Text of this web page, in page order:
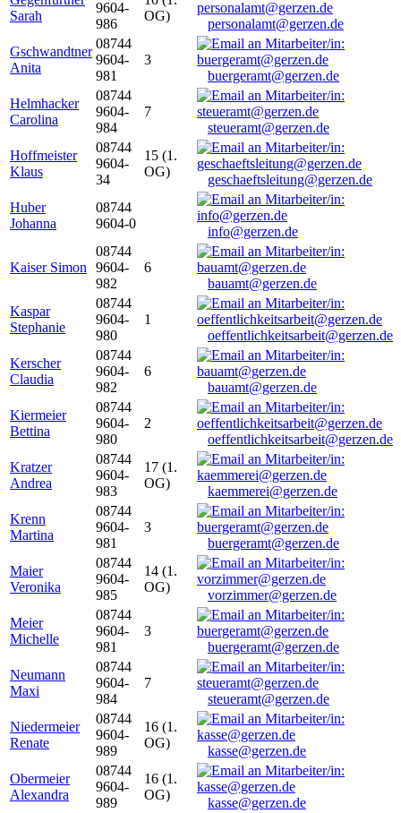
Sarah
9604-
986
OG)
personalamt@gerzen.de
Gschwandtner
Anita
08744
9604-
981
3
buergeramt@gerzen.de
Helmhacker
Carolina
08744
9604-
984
7
steueramt@gerzen.de
Hoffmeister
Klaus
08744
9604-
34
15 (1.
OG)
geschaeftsleitung@gerzen.de
Huber
Johanna
08744
9604-0
info@gerzen.de
Kaiser Simon
08744
9604-
982
6
bauamt@gerzen.de
Kaspar
Stephanie
08744
9604-
980
1
oeffentlichkeitsarbeit@gerzen.de
Kerscher
Claudia
08744
9604-
982
6
bauamt@gerzen.de
Kiermeier
Bettina
08744
9604-
980
2
oeffentlichkeitsarbeit@gerzen.de
Kratzer
Andrea
08744
9604-
983
17 (1.
OG)
kaemmerei@gerzen.de
Krenn
Martina
08744
9604-
981
3
buergeramt@gerzen.de
Maier
Veronika
08744
9604-
985
14 (1.
OG)
vorzimmer@gerzen.de
Meier
Michelle
08744
9604-
981
3
buergeramt@gerzen.de
Neumann
Maxi
08744
9604-
984
7
steueramt@gerzen.de
Niedermeier
Renate
08744
9604-
989
16 (1.
OG)
kasse@gerzen.de
Obermeier
Alexandra
08744
9604-
989
16 (1.
OG)
kasse@gerzen.de